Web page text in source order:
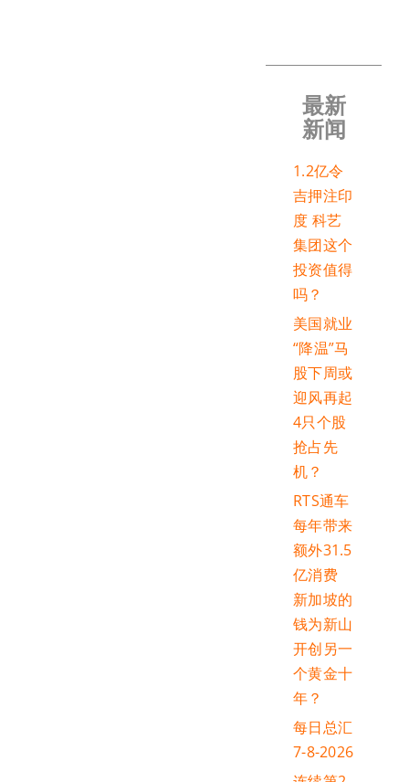
最新
新闻
1.2亿令
吉押注印
度 科艺
集团这个
投资值得
吗？
美国就业
“降温”马
股下周或
迎风再起
4只个股
抢占先
机？
RTS通车
每年带来
额外31.5
亿消费
新加坡的
钱为新山
开创另一
个黄金十
年？
每日总汇
7-8-2026